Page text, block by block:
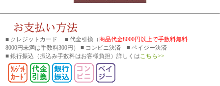
■ クレジットカード ■ 代金引換（商品代金8000円以上で手数料無料
8000円未満は手数料300円） ■ コンビニ決済 ■ ペイジー決済
■ 銀行振込 （振込み手数料はお客様負担）詳しくは こちら>>